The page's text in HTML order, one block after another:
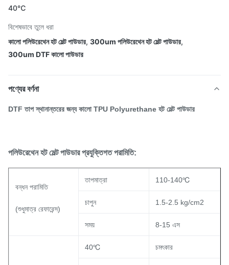
40℃
বিশেষভাবে তুলে ধরা
কালো পলিউরেথেন হট মেল্ট পাউডার, 300um পলিউরেথেন হট মেল্ট পাউডার,
300um DTF কালো পাউডার
পণ্যের বর্ণনা
DTF তাপ স্থানান্তরের জন্য কালো TPU Polyurethane হট মেল্ট পাউডার
পলিউরেথেন হট মেল্ট পাউডার প্রযুক্তিগত পরামিতি:
বন্ধন পরামিতি
(শুধুমাত্র রেফারেন্স)
তাপমাত্রা 110-140℃
চাপুন 1.5-2.5 kg/cm2
সময় 8-15 এস
40℃ চমৎকার